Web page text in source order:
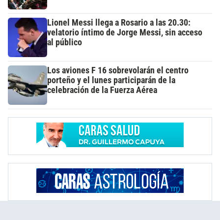
Lionel Messi llega a Rosario a las 20.30:
velatorio íntimo de Jorge Messi, sin acceso
al público
Los aviones F 16 sobrevolarán el centro
porteño y el lunes participarán de la
celebración de la Fuerza Aérea